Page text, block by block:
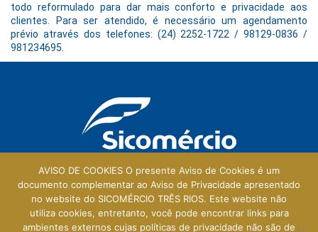
todo reformulado para dar mais conforto e privacidade aos
clientes. Para ser atendido, é necessário um agendamento
prévio através dos telefones: (24) 2252-1722 / 98129-0836 /
981234695.
Galeria Central
Rua Prefeito Walter Francklin, 165 - Loja 114
AVISO DE COOKIES O presente Aviso de Cookies é um
documento complementar ao Aviso de Privacidade apresentado
no website do SICOMÉRCIO TRÊS RIOS. Este website não
utiliza cookies, entretanto, você pode encontrar links para
ambientes externos cujas políticas de privacidade não são de